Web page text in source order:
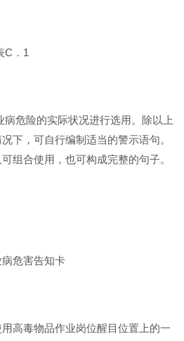
C．1
病危险的实际状况进行选用。除以上
下，可自行编制适当的警示语句。
组合使用，也可构成完整的句子。
危害告知卡
用高毒物品作业岗位醒目位置上的一